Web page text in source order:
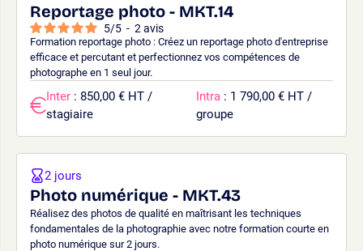
Reportage photo - MKT.14
5/5 - 2 avis
Formation reportage photo : Créez un reportage photo d'entreprise
efficace et percutant et perfectionnez vos compétences de
photographe en 1 seul jour.
Inter : 850,00 € HT /
stagiaire
Intra : 1 790,00 € HT /
groupe
Photo numérique - MKT.43
Réalisez des photos de qualité en maîtrisant les techniques
fondamentales de la photographie avec notre formation courte en
photo numérique sur 2 jours.
2 jours